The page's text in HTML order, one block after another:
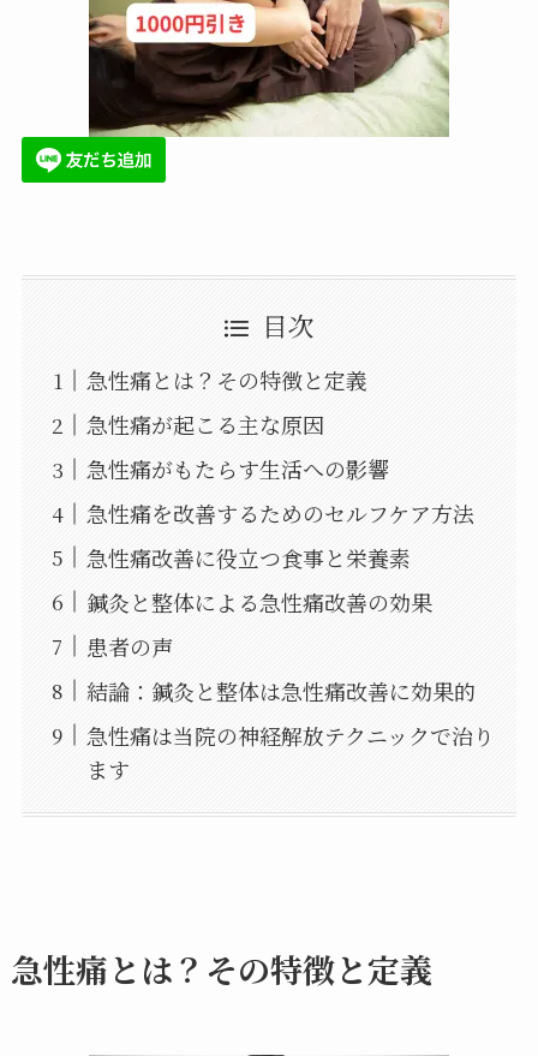
目次
急性痛とは？その特徴と定義
急性痛が起こる主な原因
急性痛がもたらす生活への影響
急性痛を改善するためのセルフケア方法
急性痛改善に役立つ食事と栄養素
鍼灸と整体による急性痛改善の効果
患者の声
結論：鍼灸と整体は急性痛改善に効果的
急性痛は当院の神経解放テクニックで治り
ます
急性痛とは？その特徴と定義